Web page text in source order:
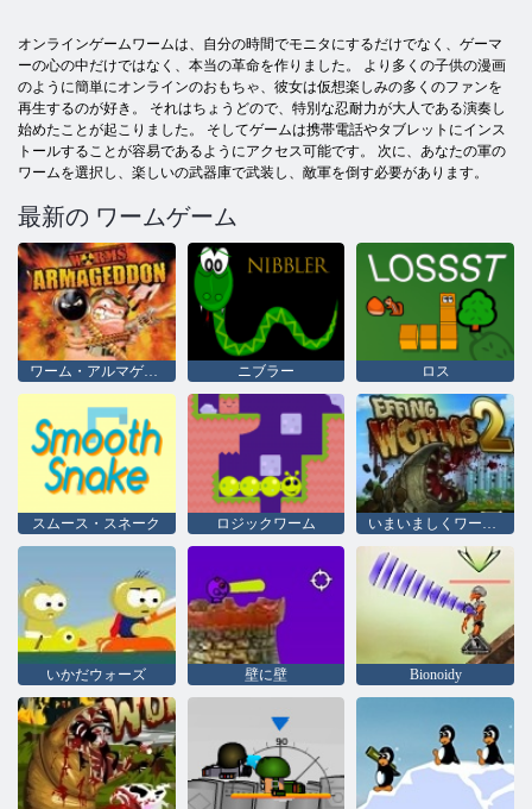
オンラインゲームワームは、自分の時間でモニタにするだけでなく、ゲーマ
ーの心の中だけではなく、本当の革命を作りました。 より多くの子供の漫画
のように簡単にオンラインのおもちゃ、彼女は仮想楽しみの多くのファンを
再生するのが好き。 それはちょうどので、特別な忍耐力が大人である演奏し
始めたことが起こりました。 そしてゲームは携帯電話やタブレットにインス
トールすることが容易であるようにアクセス可能です。 次に、あなたの軍の
ワームを選択し、楽しいの武器庫で武装し、敵軍を倒す必要があります。
最新の ワームゲーム
ワーム・アルマゲドン ニブラー ロス
スムース・スネーク ロジックワーム いまいましくワーム2
いかだウォーズ 壁に壁 Bionoidy